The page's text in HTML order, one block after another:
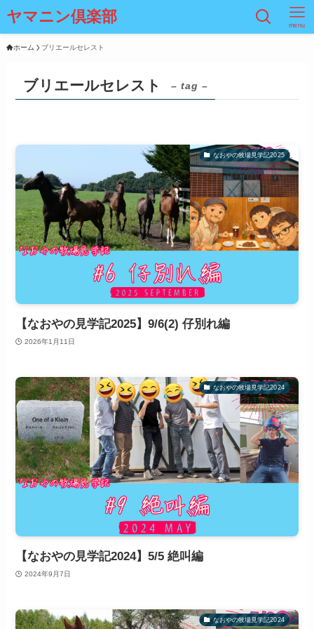
ヤマニン倶楽部 menu
ホーム ブリエールセレスト
ブリエールセレスト – tag –
なおやの牧場見学記2025
【なおやの見学記2025】9/6(2) 仔別れ編
2026年1月11日
なおやの牧場見学記2024
【なおやの見学記2024】5/5 絶叫編
2024年9月7日
なおやの牧場見学記2024